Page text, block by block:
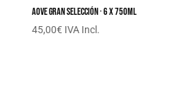
AOVE Gran Selección · 6 x 750ML
45,00€ IVA Incl.